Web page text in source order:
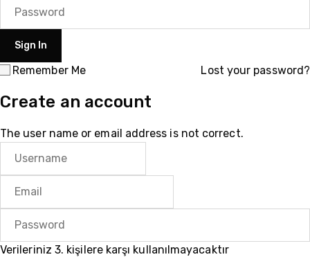
Remember Me Lost your password?
Create an account
The user name or email address is not correct.
Verileriniz 3. kişilere karşı kullanılmayacaktır